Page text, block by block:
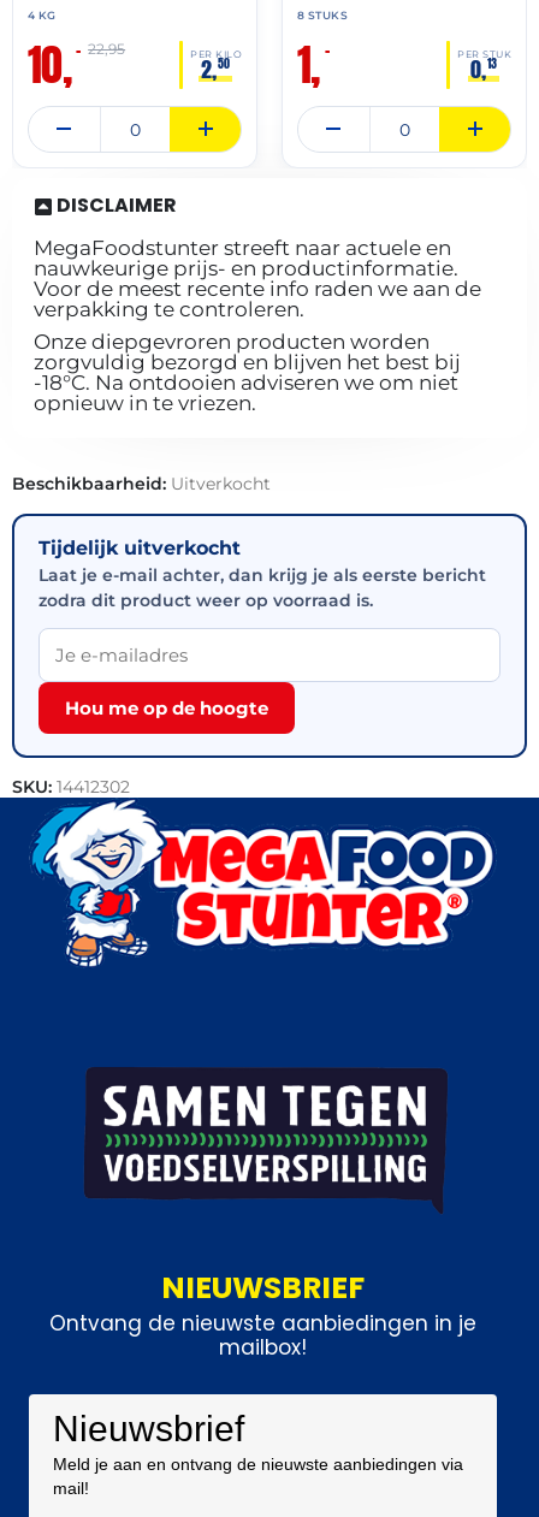
4 KG
10,– PER KILO
2,50
22,95
8 STUKS
1,– PER STUK
0,13
DISCLAIMER
MegaFoodstunter streeft naar actuele en
nauwkeurige prijs- en productinformatie.
Voor de meest recente info raden we aan de
verpakking te controleren.
Onze diepgevroren producten worden
zorgvuldig bezorgd en blijven het best bij
-18°C. Na ontdooien adviseren we om niet
opnieuw in te vriezen.
Beschikbaarheid: Uitverkocht
Tijdelijk uitverkocht
Laat je e-mail achter, dan krijg je als eerste bericht
zodra dit product weer op voorraad is.
Hou me op de hoogte
SKU: 14412302
Categorie: Outlet
NIEUWSBRIEF
Ontvang de nieuwste aanbiedingen in je
mailbox!
Nieuwsbrief
Meld je aan en ontvang de nieuwste aanbiedingen via
mail!